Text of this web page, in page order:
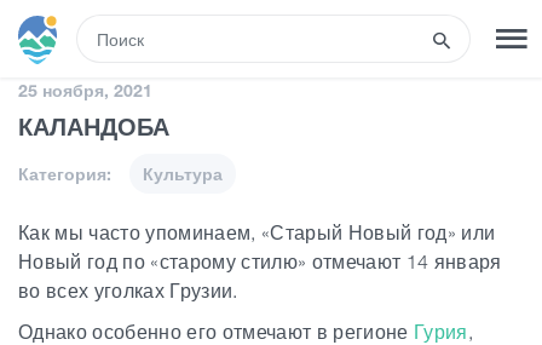
РЕГИСТРАЦИЯ
Гостиницы
25 ноября, 2021
КАЛАНДОБА
Категория: Культура
Как мы часто упоминаем, «Старый Новый год» или
Новый год по «старому стилю» отмечают 14 января
во всех уголках Грузии.
Однако особенно его отмечают в регионе Гурия,